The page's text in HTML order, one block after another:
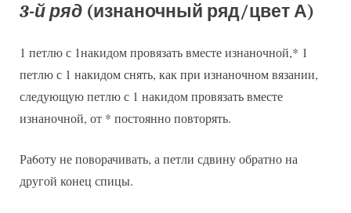
3-й ряд (изнаночный ряд/цвет А)
1 петлю с 1накидом провязать вместе изнаночной,* 1
петлю с 1 накидом снять, как при изнаночном вязании,
следующую петлю с 1 накидом провязать вместе
изнаночной, от * постоянно повторять.
Ра6оту не поворачивать, а петли сдвину обратно на
другой конец спицы.